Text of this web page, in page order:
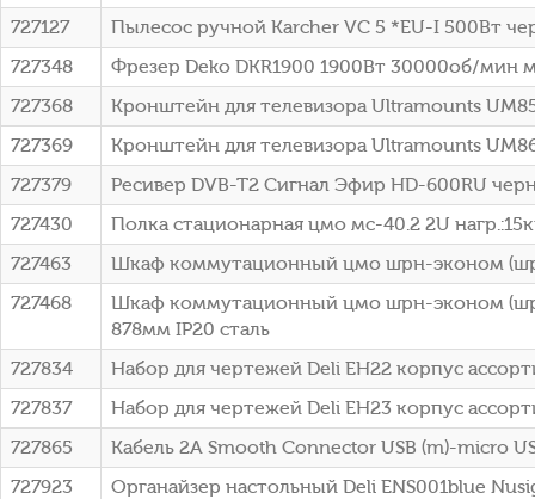
727127
Пылесос ручной Karcher VC 5 *EU-I 500Вт
727348
Фрезер Deko DKR1900 1900Вт 30000об/мин
727368
Кронштейн для телевизора Ultramounts
727369
Кронштейн для телевизора Ultramounts
727379
Ресивер DVB-T2 Сигнал Эфир HD-600RU
727430
Полка стационарная цмо мс-40.2 2U
727463
Шкаф коммутационный цмо шрн-эконом
727468
Шкаф коммутационный цмо шрн-эконом (шрн-
878мм IP20 сталь
727834
Набор для чертежей Deli EH22 корпус
727837
Набор для чертежей Deli EH23 корпус
727865
Кабель 2A Smooth Connector USB (m)-micro
727923
Органайзер настольный Deli ENS001blue